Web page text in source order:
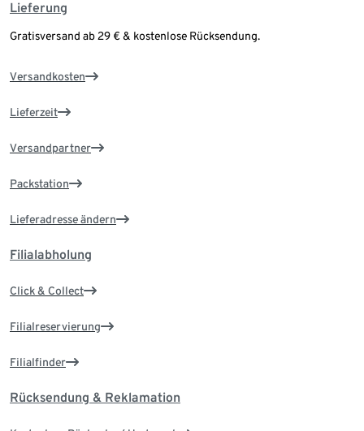
Lieferung
Gratisversand ab 29 € & kostenlose Rücksendung.
Versandkosten
Lieferzeit
Versandpartner
Packstation
Lieferadresse ändern
Filialabholung
Click & Collect
Filialreservierung
Filialfinder
Rücksendung & Reklamation